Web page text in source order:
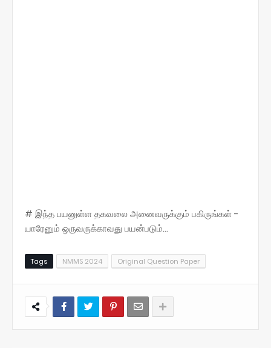
# இந்த பயனுள்ள தகவலை அனைவருக்கும் பகிருங்கள் -
யாரேனும் ஒருவருக்காவது பயன்படும்...
Tags NMMS 2024 Original Question Paper